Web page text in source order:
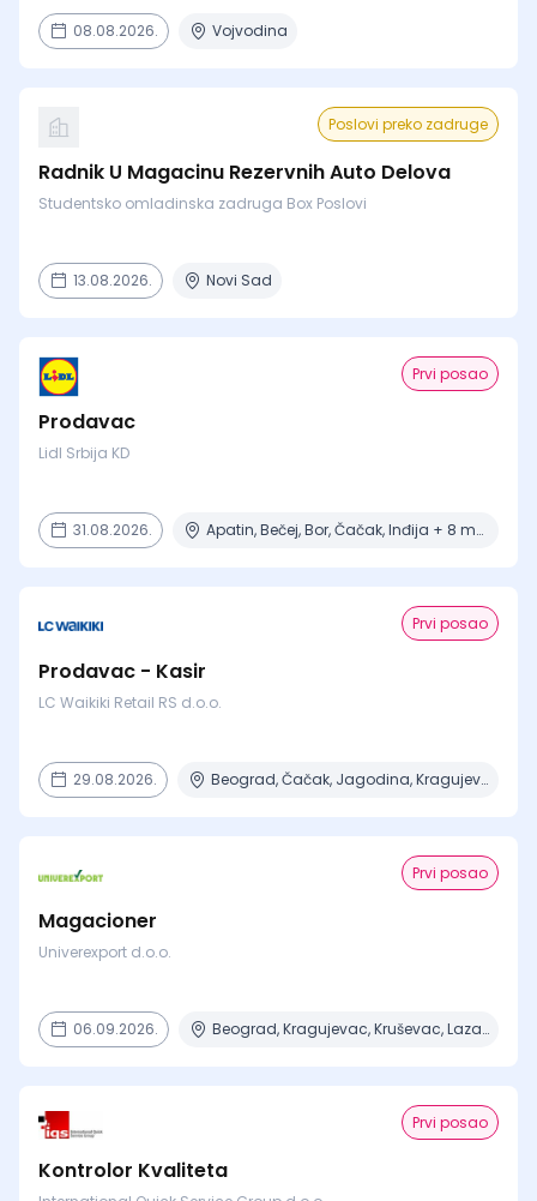
08.08.2026. Vojvodina
Poslovi preko zadruge
Radnik U Magacinu Rezervnih Auto Delova
Studentsko omladinska zadruga Box Poslovi
13.08.2026. Novi Sad
Prvi posao
Prodavac
Lidl Srbija KD
31.08.2026. Apatin, Bečej, Bor, Čačak, Inđija + 8 mesta
Prvi posao
Prodavac - Kasir
LC Waikiki Retail RS d.o.o.
29.08.2026. Beograd, Čačak, Jagodina, Kragujevac, Kruševac + 15 mesta
Prvi posao
Magacioner
Univerexport d.o.o.
06.09.2026. Beograd, Kragujevac, Kruševac, Lazarevac, Mladenovac + 2 mesta
Prvi posao
Kontrolor Kvaliteta